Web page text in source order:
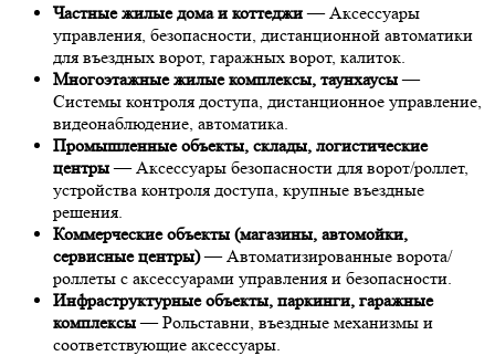
Частные жилые дома и коттеджи— Аксессуары
управления, безопасности, дистанционной автоматики
для въездных ворот, гаражных ворот, калиток.
Многоэтажные жилые комплексы, таунхаусы—
Системы контроля доступа, дистанционное управление,
видеонаблюдение, автоматика.
Промышленные объекты, склады, логистические
центры— Аксессуары безопасности для ворот/роллет,
устройства контроля доступа, крупные въездные
решения.
Коммерческие объекты (магазины, автомойки,
сервисные центры)— Автоматизированные ворота/
роллеты с аксессуарами управления и безопасности.
Инфраструктурные объекты, паркинги, гаражные
комплексы— Рольставни, въездные механизмы и
соответствующие аксессуары.